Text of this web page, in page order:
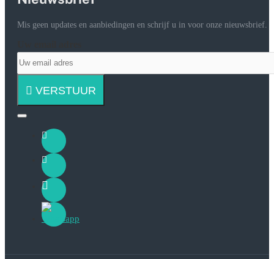
Mis geen updates en aanbiedingen en schrijf u in voor onze nieuwsbrief.
VERSTUUR